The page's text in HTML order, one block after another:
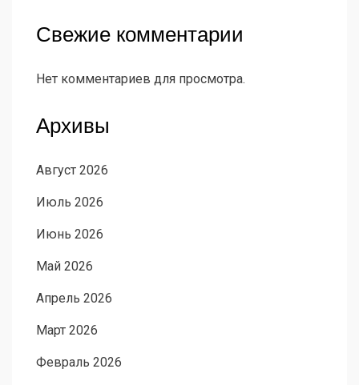
Свежие комментарии
Нет комментариев для просмотра.
Архивы
Август 2026
Июль 2026
Июнь 2026
Май 2026
Апрель 2026
Март 2026
Февраль 2026